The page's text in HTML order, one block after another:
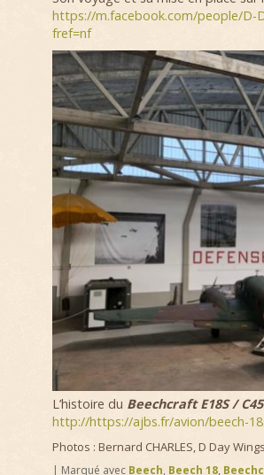
https://m.facebook.com/people/D-
fref=nf
L’histoire du Beechcraft E18S / C45
http://https://ajbs.fr/avion/beech-
Photos : Bernard CHARLES, D Day
| Marqué avec Beech, Beech 18,